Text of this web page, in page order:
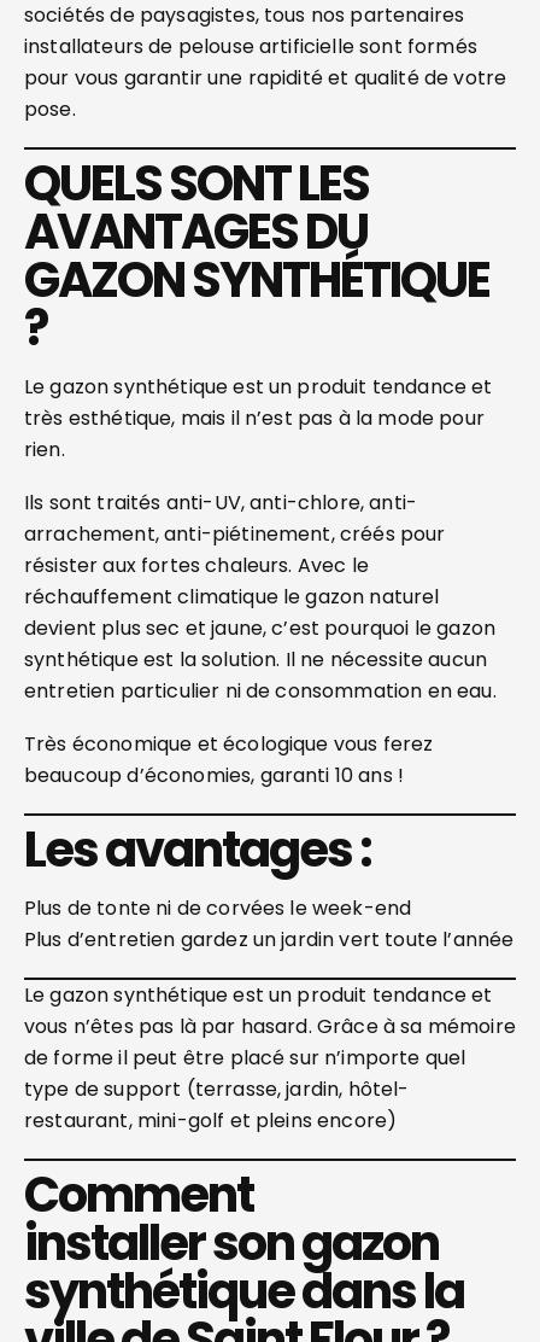
sociétés de paysagistes, tous nos partenaires
installateurs de pelouse artificielle sont formés
pour vous garantir une rapidité et qualité de votre
pose.
QUELS SONT LES
AVANTAGES DU
GAZON SYNTHÉTIQUE
?
Le gazon synthétique est un produit tendance et
très esthétique, mais il n’est pas à la mode pour
rien.
Ils sont traités anti-UV, anti-chlore, anti-
arrachement, anti-piétinement, créés pour
résister aux fortes chaleurs. Avec le
réchauffement climatique le gazon naturel
devient plus sec et jaune, c’est pourquoi le gazon
synthétique est la solution. Il ne nécessite aucun
entretien particulier ni de consommation en eau.
Très économique et écologique vous ferez
beaucoup d’économies, garanti 10 ans !
Les avantages :
Plus de tonte ni de corvées le week-end
Plus d’entretien gardez un jardin vert toute l’année
Le gazon synthétique est un produit tendance et
vous n’êtes pas là par hasard. Grâce à sa mémoire
de forme il peut être placé sur n’importe quel
type de support (terrasse, jardin, hôtel-
restaurant, mini-golf et pleins encore)
Comment
installer son gazon
synthétique dans la